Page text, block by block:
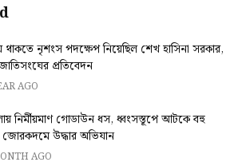
থাকতে নৃশংস পদক্ষেপ নিয়েছিল শেখ হাসিনা সরকার,
প্রতিবেদন
AGO
নির্মীয়মাণ গোডাউন ধস, ধ্বংসস্তূপে আটকে বহু
জোরকদমে উদ্ধার অভিযান
AGO